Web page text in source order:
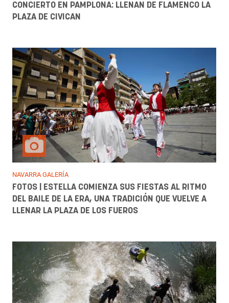
CONCIERTO EN PAMPLONA: LLENAN DE FLAMENCO LA
PLAZA DE CIVICAN
NAVARRA GALERÍA
FOTOS | ESTELLA COMIENZA SUS FIESTAS AL RITMO
DEL BAILE DE LA ERA, UNA TRADICIÓN QUE VUELVE A
LLENAR LA PLAZA DE LOS FUEROS